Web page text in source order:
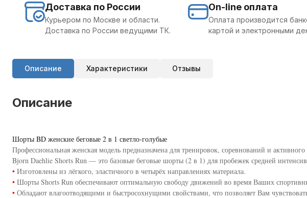
Доставка по России
Курьером по Москве и области.
Доставка по России ведущими ТК.
On-line оплата
Оплата производится
картой и электронными
Описание Характеристики Отзывы
Описание
Шорты BD женские беговые 2 в 1 светло-голубые
Профессиональная женская модель предназначена для тренировок, соревнований и активного
Bjorn Daehlie Shorts Run — это базовые беговые шорты (2 в 1) для пробежек средней
• Изготовлены из лёгкого, эластичного в четырёх направлениях материала.
• Шорты Shorts Run обеспечивают оптимальную свободу движений во время Ваших
• Обладают влагоотводящими и быстросохнущими свойствами, что позволяет Вам